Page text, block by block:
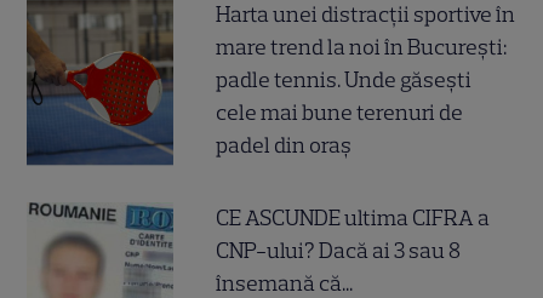
Harta unei distracții sportive în
mare trend la noi în București:
padle tennis. Unde găsești
cele mai bune terenuri de
padel din oraș
CE ASCUNDE ultima CIFRA a
CNP-ului? Dacă ai 3 sau 8
însemană că...